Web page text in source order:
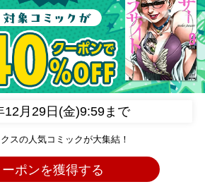
12月29日(金)9:59まで
スの人気コミックが大集結！
ーポンを獲得する